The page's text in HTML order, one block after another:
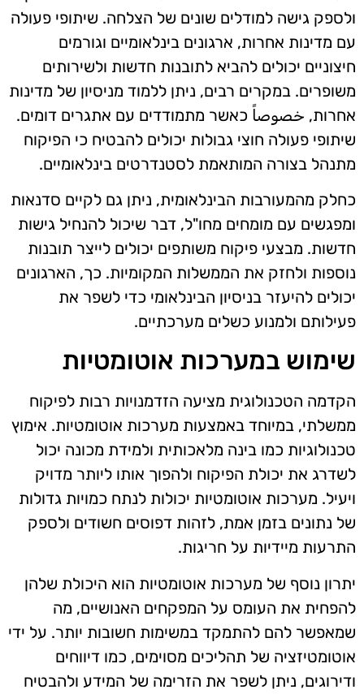
ולספק גישה למודלים שונים של הצלחה. שיתופי פעולה
עם מדינות אחרות, ארגונים בינלאומיים וגורמים
חיצוניים יכולים להביא לתובנות חדשות ולשירותים
משופרים. במקרים רבים, ניתן ללמוד מניסיון של מדינות
אחרות, خصوصاً כאשר מתמודדים עם אתגרים דומים.
שיתופי פעולה חוצי גבולות יכולים להבטיח כי הפיקוח
מתנהל בצורה המותאמת לסטנדרטים בינלאומיים.
כחלק מהמעורבות הבינלאומית, ניתן גם לקיים סדנאות
ומפגשים עם מומחים מחו"ל, דבר שיכול להנחיל גישות
חדשות. מבצעי פיקוח משותפים יכולים לייצר תובנות
נוספות ולחזק את הממשלות המקומיות. כך, הארגונים
יכולים להיעזר בניסיון הבינלאומי כדי לשפר את
פעילותם ולמנוע כשלים מערכתיים.
שימוש במערכות אוטומטיות
הקדמה הטכנולוגית מציעה הזדמנויות רבות לפיקוח
ממשלתי, במיוחד באמצעות מערכות אוטומטיות. אימוץ
טכנולוגיות כמו בינה מלאכותית ולמידת מכונה יכול
לשדרג את יכולת הפיקוח ולהפוך אותו ליותר מדויק
ויעיל. מערכות אוטומטיות יכולות לנתח כמויות גדולות
של נתונים בזמן אמת, לזהות דפוסים חשודים ולספק
התרעות מיידיות על חריגות.
יתרון נוסף של מערכות אוטומטיות הוא היכולת שלהן
להפחית את העומס על המפקחים האנושיים, מה
שמאפשר להם להתמקד במשימות חשובות יותר. על ידי
אוטומטיזציה של תהליכים מסוימים, כמו דיווחים
ודירוגים, ניתן לשפר את הזרימה של המידע ולהבטיח